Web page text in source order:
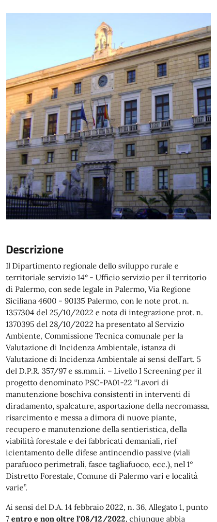
Descrizione
Il Dipartimento regionale dello sviluppo rurale e
territoriale servizio 14° - Ufficio servizio per il territorio
di Palermo, con sede legale in Palermo, Via Regione
Siciliana 4600 - 90135 Palermo, con le note prot. n.
1357304 del 25/10/2022 e nota di integrazione prot. n.
1370395 del 28/10/2022 ha presentato al Servizio
Ambiente, Commissione Tecnica comunale per la
Valutazione di Incidenza Ambientale, istanza di
Valutazione di Incidenza Ambientale ai sensi dell’art. 5
del D.P.R. 357/97 e ss.mm.ii. – Livello I Screening per il
progetto denominato PSC-PA01-22 “Lavori di
manutenzione boschiva consistenti in interventi di
diradamento, spalcature, asportazione della necromassa,
risarcimento e messa a dimora di nuove piante,
recupero e manutenzione della sentieristica, della
viabilità forestale e dei fabbricati demaniali, rief
icientamento delle difese antincendio passive (viali
parafuoco perimetrali, fasce tagliafuoco, ecc.), nel 1°
Distretto Forestale, Comune di Palermo vari e località
varie”.
Ai sensi del D.A. 14 febbraio 2022, n. 36, Allegato 1, punto
7 entro e non oltre l'08/12/2022, chiunque abbia